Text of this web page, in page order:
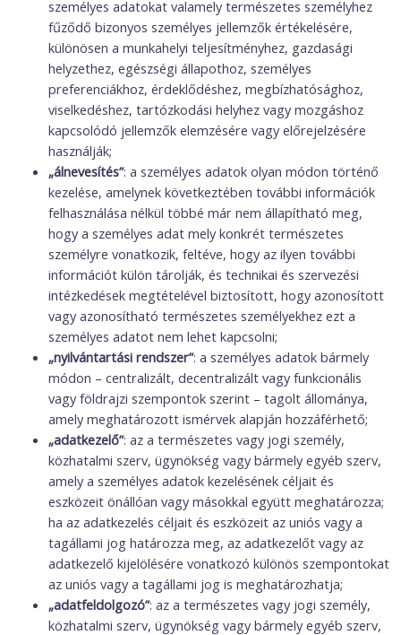
személyes adatokat valamely természetes személyhez
fűződő bizonyos személyes jellemzők értékelésére,
különösen a munkahelyi teljesítményhez, gazdasági
helyzethez, egészségi állapothoz, személyes
preferenciákhoz, érdeklődéshez, megbízhatósághoz,
viselkedéshez, tartózkodási helyhez vagy mozgáshoz
kapcsolódó jellemzők elemzésére vagy előrejelzésére
használják;
„álnevesítés”: a személyes adatok olyan módon történő
kezelése, amelynek következtében további információk
felhasználása nélkül többé már nem állapítható meg,
hogy a személyes adat mely konkrét természetes
személyre vonatkozik, feltéve, hogy az ilyen további
információt külön tárolják, és technikai és szervezési
intézkedések megtételével biztosított, hogy azonosított
vagy azonosítható természetes személyekhez ezt a
személyes adatot nem lehet kapcsolni;
„nyilvántartási rendszer”: a személyes adatok bármely
módon – centralizált, decentralizált vagy funkcionális
vagy földrajzi szempontok szerint – tagolt állománya,
amely meghatározott ismérvek alapján hozzáférhető;
„adatkezelő”: az a természetes vagy jogi személy,
közhatalmi szerv, ügynökség vagy bármely egyéb szerv,
amely a személyes adatok kezelésének céljait és
eszközeit önállóan vagy másokkal együtt meghatározza;
ha az adatkezelés céljait és eszközeit az uniós vagy a
tagállami jog határozza meg, az adatkezelőt vagy az
adatkezelő kijelölésére vonatkozó különös szempontokat
az uniós vagy a tagállami jog is meghatározhatja;
„adatfeldolgozó”: az a természetes vagy jogi személy,
közhatalmi szerv, ügynökség vagy bármely egyéb szerv,